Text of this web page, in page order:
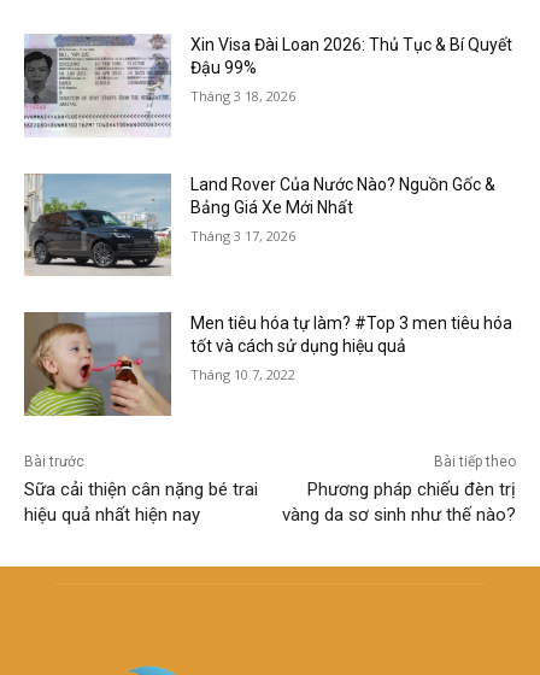
Xin Visa Đài Loan 2026: Thủ Tục & Bí Quyết
Đậu 99%
Tháng 3 18, 2026
Land Rover Của Nước Nào? Nguồn Gốc &
Bảng Giá Xe Mới Nhất
Tháng 3 17, 2026
Men tiêu hóa tự làm? #Top 3 men tiêu hóa
tốt và cách sử dụng hiệu quả
Tháng 10 7, 2022
Bài trước
Sữa cải thiện cân nặng bé trai
hiệu quả nhất hiện nay
Bài tiếp theo
Phương pháp chiếu đèn trị
vàng da sơ sinh như thế nào?